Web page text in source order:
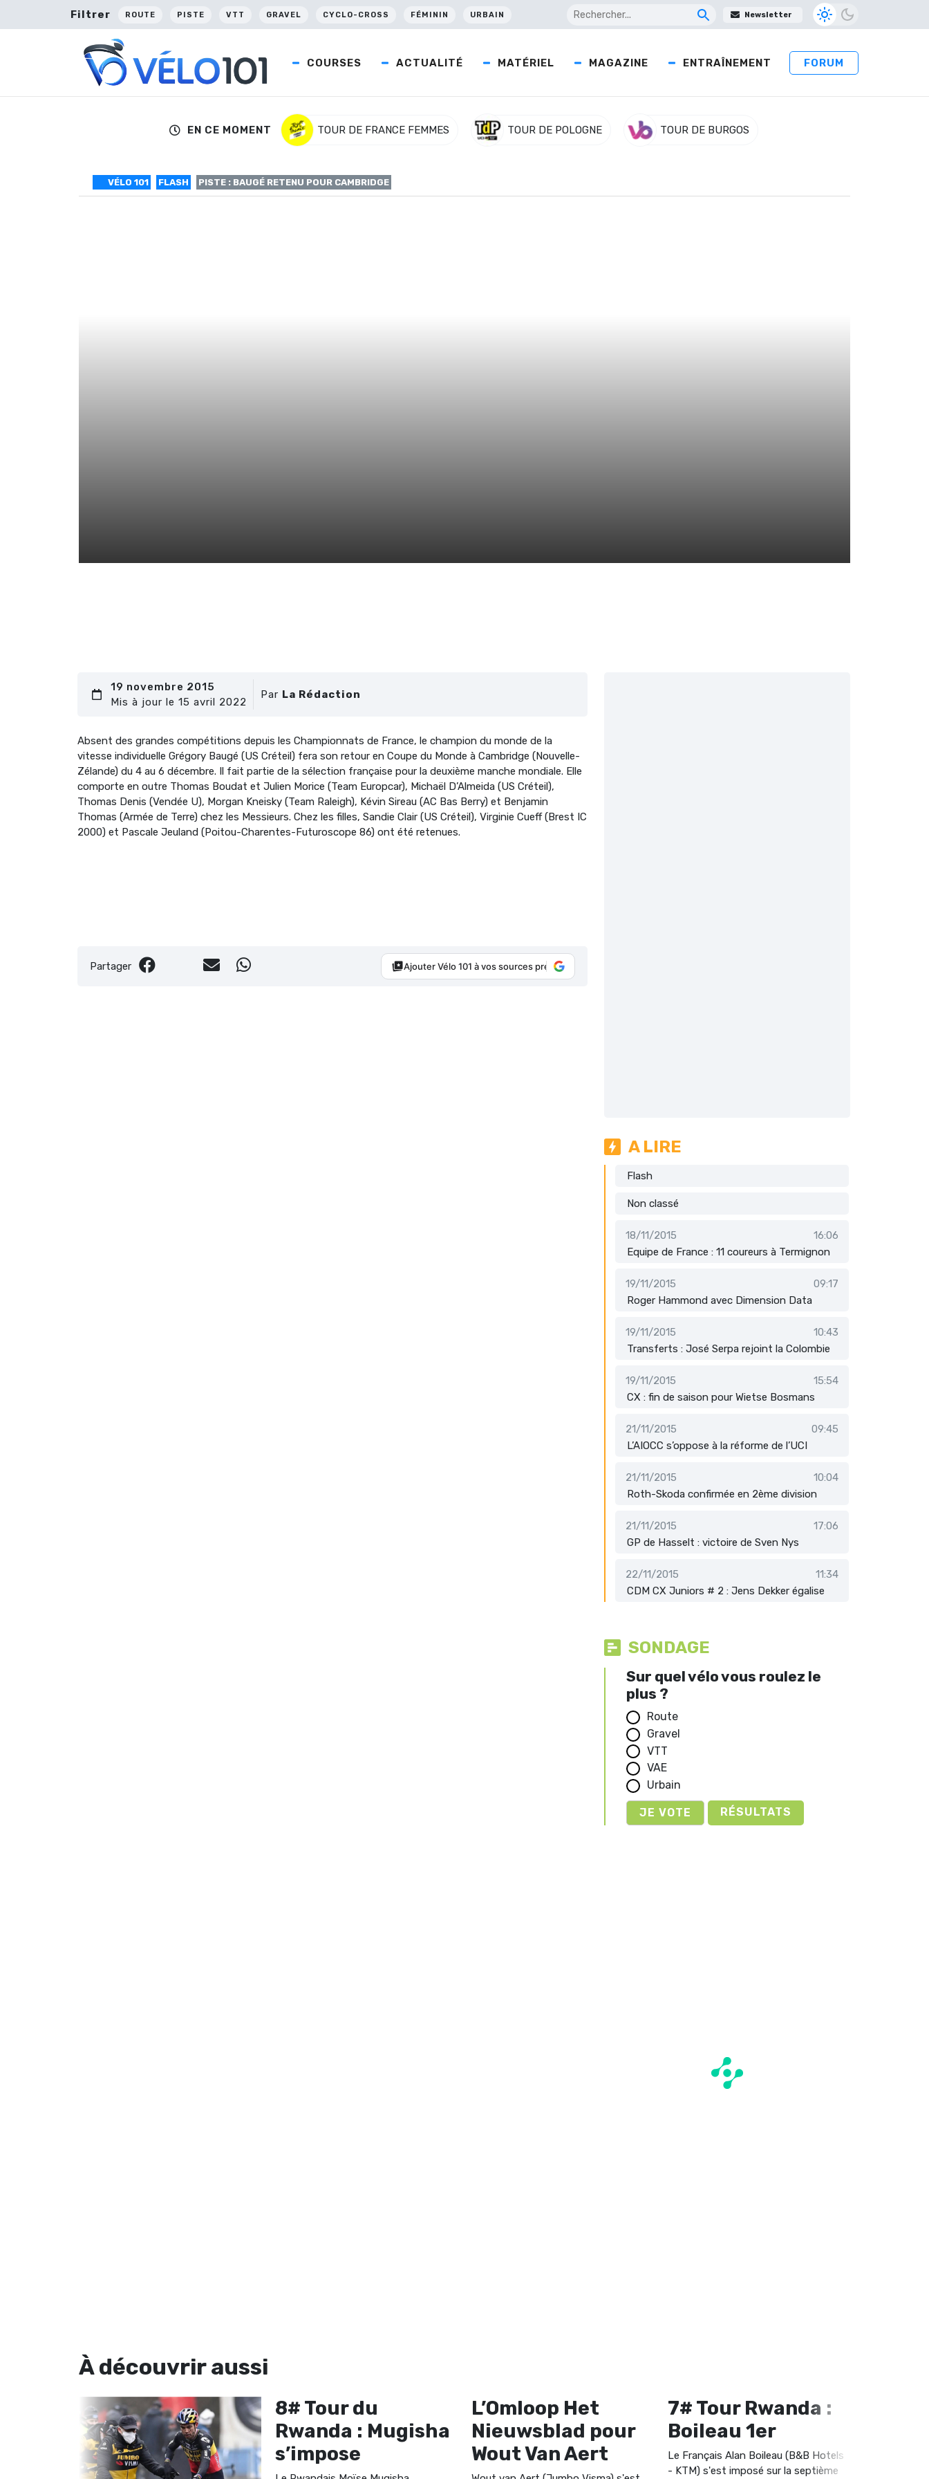
Filtrer ROUTE PISTE VTT GRAVEL CYCLO-CROSS FÉMININ URBAIN Newsletter
COURSES ACTUALITÉ MATÉRIEL MAGAZINE ENTRAÎNEMENT FORUM
EN CE MOMENT TOUR DE FRANCE FEMMES TOUR DE POLOGNE TOUR DE BURGOS
VÉLO 101 FLASH PISTE : BAUGÉ RETENU POUR CAMBRIDGE
19 novembre 2015
Mis à jour le 15 avril 2022
Par La Rédaction
Absent des grandes compétitions depuis les Championnats de France, le champion du monde de la
vitesse individuelle Grégory Baugé (US Créteil) fera son retour en Coupe du Monde à Cambridge (Nouvelle-
Zélande) du 4 au 6 décembre. Il fait partie de la sélection française pour la deuxième manche mondiale. Elle
comporte en outre Thomas Boudat et Julien Morice (Team Europcar), Michaël D’Almeida (US Créteil),
Thomas Denis (Vendée U), Morgan Kneisky (Team Raleigh), Kévin Sireau (AC Bas Berry) et Benjamin
Thomas (Armée de Terre) chez les Messieurs. Chez les filles, Sandie Clair (US Créteil), Virginie Cueff (Brest IC
2000) et Pascale Jeuland (Poitou-Charentes-Futuroscope 86) ont été retenues.
Partager Ajouter Vélo 101 à vos sources préférées
A LIRE
Flash
Non classé
18/11/2015
16:06
Equipe de France : 11 coureurs à Termignon
19/11/2015
09:17
Roger Hammond avec Dimension Data
19/11/2015
10:43
Transferts : José Serpa rejoint la Colombie
19/11/2015
15:54
CX : fin de saison pour Wietse Bosmans
21/11/2015
09:45
L’AIOCC s’oppose à la réforme de l’UCI
21/11/2015
10:04
Roth-Skoda confirmée en 2ème division
21/11/2015
17:06
GP de Hasselt : victoire de Sven Nys
22/11/2015
11:34
CDM CX Juniors # 2 : Jens Dekker égalise
SONDAGE
Sur quel vélo vous roulez le
plus ?
Route
Gravel
VTT
VAE
Urbain
RÉSULTATS
À découvriraussi
8# Tour du
Rwanda : Mugisha
s’impose
L’Omloop Het
Nieuwsblad pour
Wout Van Aert
7# Tour Rwanda :
Boileau 1er
Le Français Alan Boileau (B&B Hotels
- KTM) s'est imposé sur la septième